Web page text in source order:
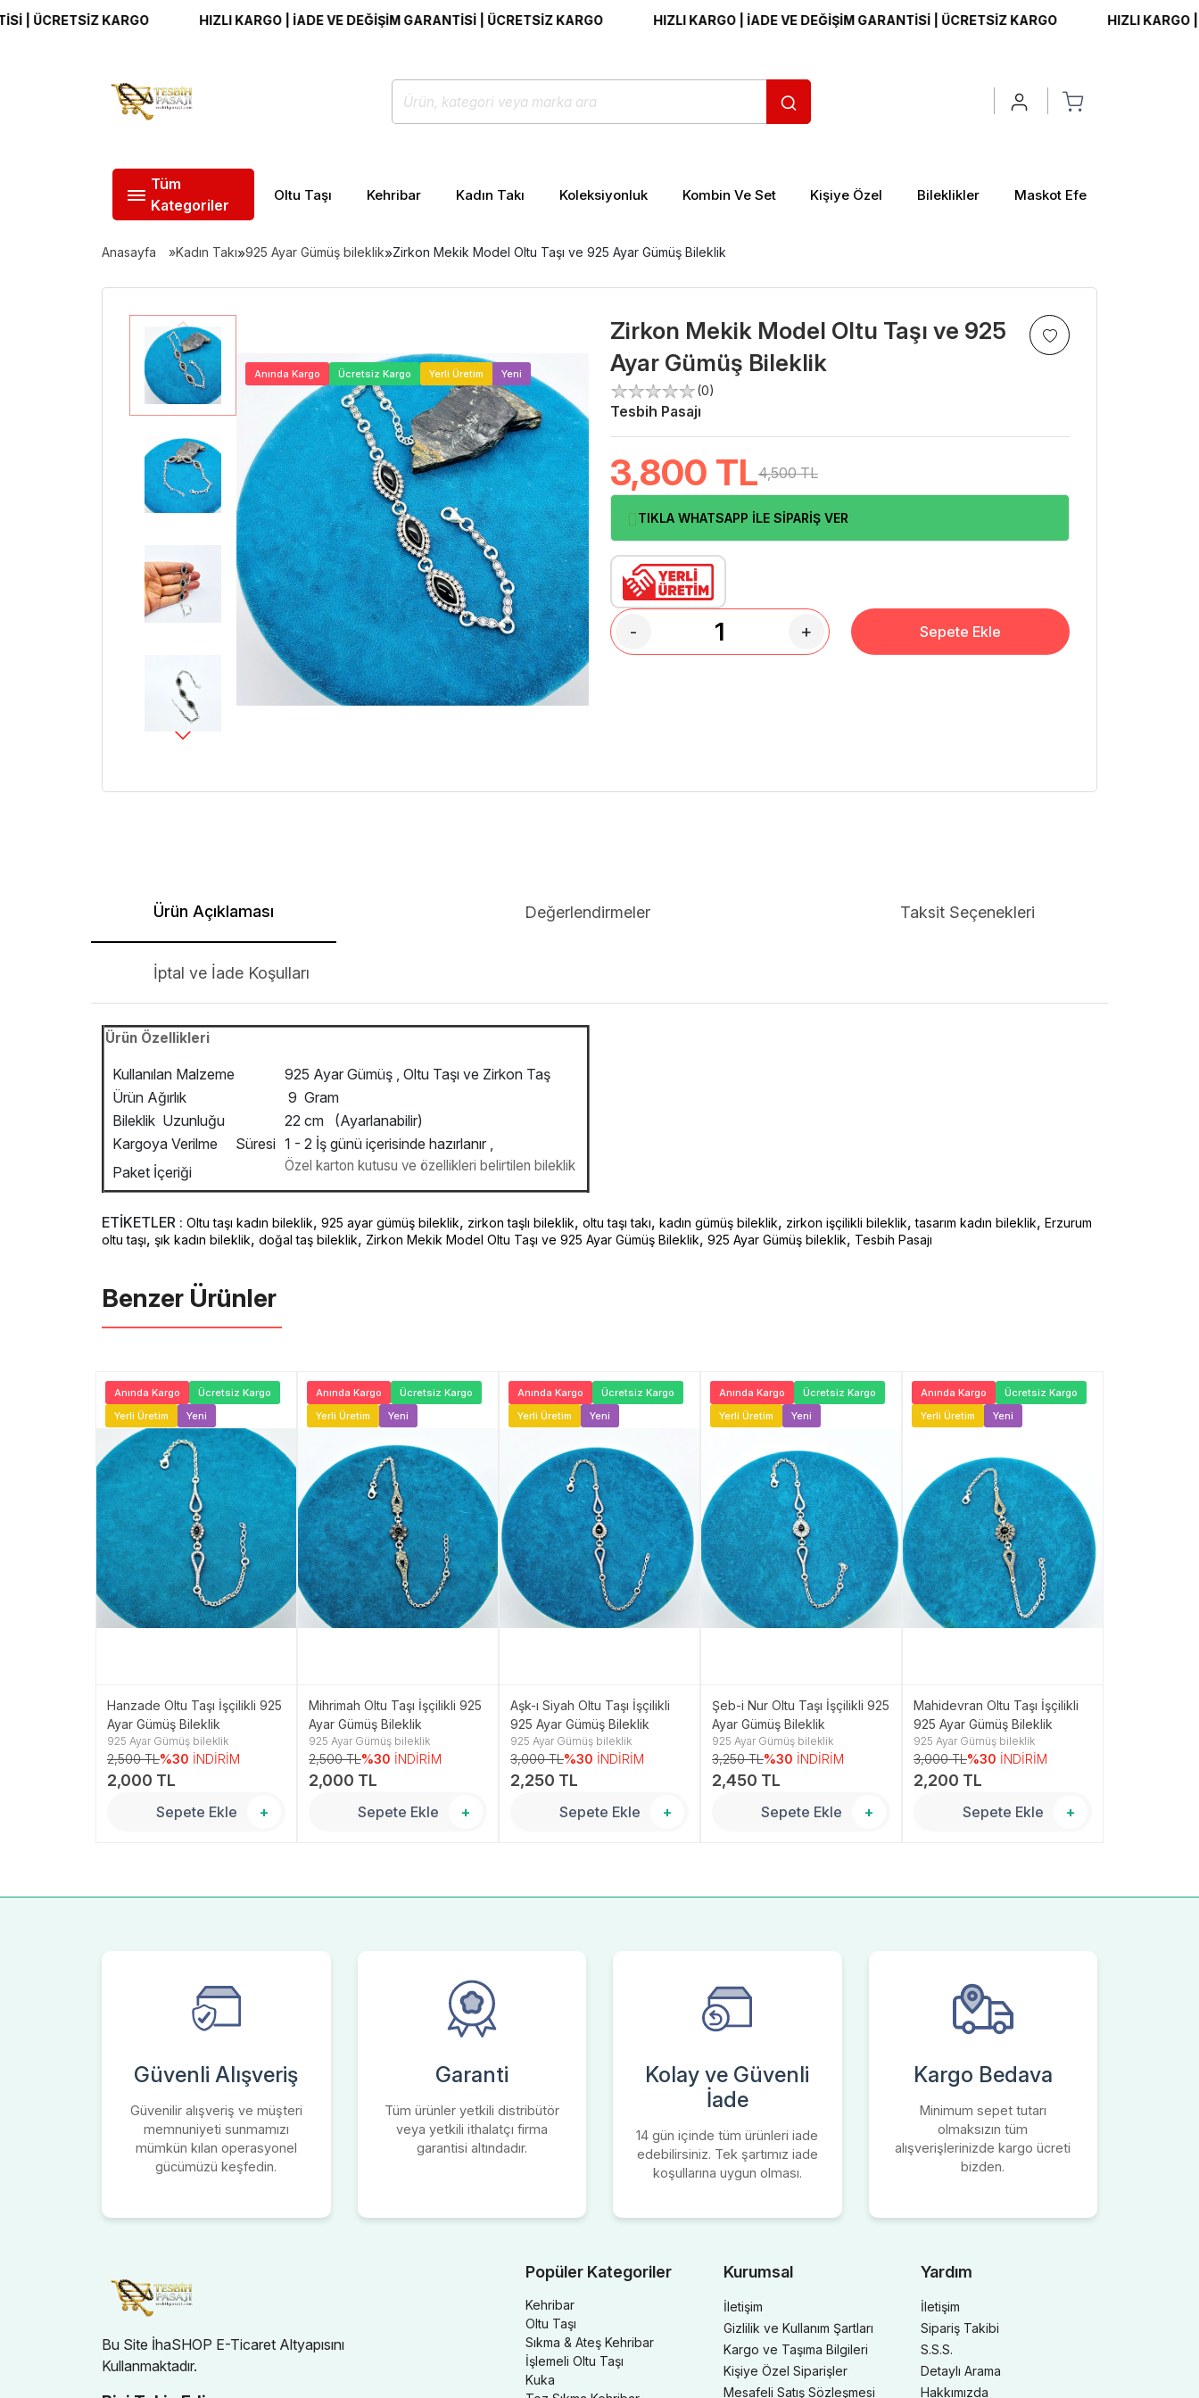
KARGO HIZLI KARGO | İADE VE DEĞİŞİM GARANTİSİ | ÜCRETSİZ KARGO HIZLI KARGO | İADE VE DEĞİŞİM GARANTİSİ | ÜCRETSİZ KARGO HIZLI KARGO | İADE
Tüm
Kategoriler
Oltu Taşı Kehribar Kadın Takı Koleksiyonluk Kombin Ve Set Kişiye Özel Bileklikler Maskot Efe
Anasayfa Kadın Takı»925 Ayar Gümüş bileklik»Zirkon Mekik Model Oltu Taşı ve 925 Ayar Gümüş Bileklik
Anında Kargo Ücretsiz Kargo Yerli Üretim Yeni
Zirkon Mekik Model Oltu Taşı ve 925
Ayar Gümüş Bileklik
(0)
Tesbih Pasajı
3,800 TL4,500 TL
TIKLA WHATSAPP İLE SİPARİŞ VER
- + Sepete Ekle
Ürün Açıklaması Değerlendirmeler Taksit Seçenekleri
İptal ve İade Koşulları
Ürün Özellikleri
Kullanılan Malzeme
925 Ayar Gümüş , Oltu Taşı ve Zirkon Taş
Ürün Ağırlık
9 Gram
Bileklik Uzunluğu
22 cm (Ayarlanabilir)
Kargoya Verilme Süresi 1 - 2 İş günü içerisinde hazırlanır ,
Paket İçeriği
Özel karton kutusu ve özellikleri belirtilen bileklik
ETİKETLER : Oltu taşı kadın bileklik, 925 ayar gümüş bileklik, zirkon taşlı bileklik, oltu taşı takı, kadın gümüş bileklik, zirkon işçilikli bileklik,tasarım kadın bileklik, Erzurum
oltu taşı, şık kadın bileklik, doğal taş bileklik, Zirkon Mekik Model Oltu Taşı ve 925 Ayar Gümüş Bileklik, 925 Ayar Gümüş bileklik, Tesbih Pasajı
Benzer Ürünler ️
Anında Kargo
Ücretsiz Kargo
Yerli Üretim
Yeni
Hanzade Oltu Taşı İşçilikli 925
Ayar Gümüş Bileklik
925 Ayar Gümüş bileklik
2,500 TL%30 İNDİRİM
2,000 TL
Sepete Ekle +
Anında Kargo
Ücretsiz Kargo
Yerli Üretim
Yeni
Mihrimah Oltu Taşı İşçilikli 925
Ayar Gümüş Bileklik
925 Ayar Gümüş bileklik
2,500 TL%30 İNDİRİM
2,000 TL
Sepete Ekle +
Anında Kargo
Ücretsiz Kargo
Yerli Üretim
Yeni
Aşk-ı Siyah Oltu Taşı İşçilikli
925 Ayar Gümüş Bileklik
925 Ayar Gümüş bileklik
3,000 TL%30 İNDİRİM
2,250 TL
Sepete Ekle +
Anında Kargo
Ücretsiz Kargo
Yerli Üretim
Yeni
Şeb-i Nur Oltu Taşı İşçilikli 925
Ayar Gümüş Bileklik
925 Ayar Gümüş bileklik
3,250 TL%30 İNDİRİM
2,450 TL
Sepete Ekle +
Anında Kargo
Ücretsiz Kargo
Yerli Üretim
Yeni
Mahidevran Oltu Taşı İşçilikli
925 Ayar Gümüş Bileklik
925 Ayar Gümüş bileklik
3,000 TL%30 İNDİRİM
2,200 TL
Sepete Ekle +
Güvenli Alışveriş
Güvenilir alışveriş ve müşteri
memnuniyeti sunmamızı
mümkün kılan operasyonel
gücümüzü keşfedin.
Garanti
Tüm ürünler yetkili distribütör
veya yetkili ithalatçı firma
garantisi altındadır.
Kolay ve Güvenli
İade
14 gün içinde tüm ürünleri iade
edebilirsiniz. Tek şartımız iade
koşullarına uygun olması.
Kargo Bedava
Minimum sepet tutarı
olmaksızın tüm
alışverişlerinizde kargo ücreti
bizden.
Bu Site İhaSHOP E-Ticaret Altyapısını
Kullanmaktadır.
Popüler Kategoriler
Kehribar
Oltu Taşı
Sıkma & Ateş Kehribar
İşlemeli Oltu Taşı
Kuka
Kurumsal
İletişim
Gizlilik ve Kullanım Şartları
Kargo ve Taşıma Bilgileri
Kişiye Özel Siparişler
Mesafeli Satış Sözleşmesi
Yardım
İletişim
Sipariş Takibi
S.S.S.
Detaylı Arama
Hakkımızda